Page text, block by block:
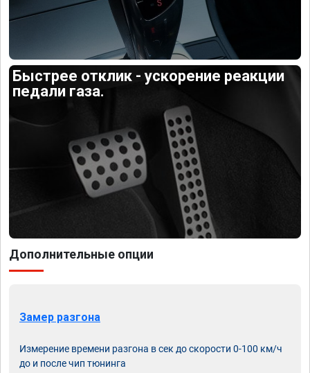
Быстрее отклик - ускорение реакции
педали газа.
Дополнительные опции
Замер разгона
Измерение времени разгона в сек до скорости 0-100 км/ч
до и после чип тюнинга